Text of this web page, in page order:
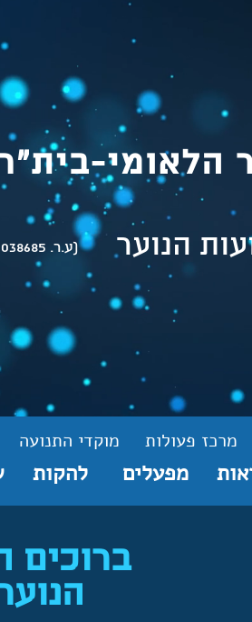
הלאומי-
הנוער (ע.ר. 58-0038685)
מוקדי התנועה מרכז פעולות
להקות מפעלים
ברוכים